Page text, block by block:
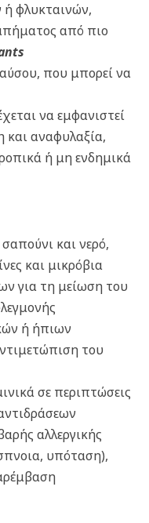
φλυκταινών,
από πιο
που μπορεί να
να εμφανιστεί
και αναφυλαξία,
ή μη ενδημικά
και νερό,
και μικρόβια
για τη μείωση του
ή ήπιων
του
σε περιπτώσεις
αλλεργικής
υπόταση),